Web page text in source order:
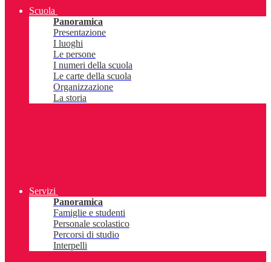
Scuola
Panoramica
Presentazione
I luoghi
Le persone
I numeri della scuola
Le carte della scuola
Organizzazione
La storia
Servizi
Panoramica
Famiglie e studenti
Personale scolastico
Percorsi di studio
Interpelli